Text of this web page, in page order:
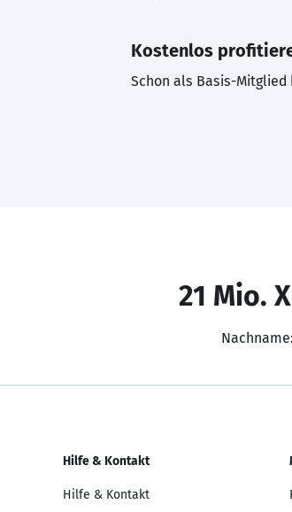
Kostenlos
Schon als Basis-Mitglied
21 Mio.
Nachname:
Hilfe & Kontakt
Hilfe & Kontakt